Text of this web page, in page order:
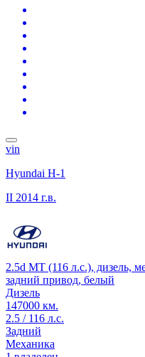
vin
Hyundai H-1
II 2014 г.в.
2.5d MT (116 л.с.), дизель,
задний привод, белый
Дизель
147000 км.
2.5 / 116 л.с.
Задний
Механика